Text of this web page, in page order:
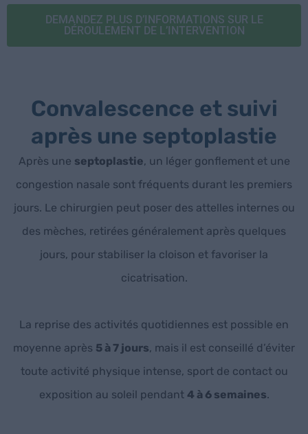
DEMANDEZ PLUS D’INFORMATIONS SUR LE
DÉROULEMENT DE L’INTERVENTION
Convalescence et suivi
après une septoplastie
Après une septoplastie, un léger gonflement et une
congestion nasale sont fréquents durant les premiers
jours. Le chirurgien peut poser des attelles internes ou
des mèches, retirées généralement après quelques
jours, pour stabiliser la cloison et favoriser la
cicatrisation.
La reprise des activités quotidiennes est possible en
moyenne après 5 à 7 jours, mais il est conseillé d’éviter
toute activité physique intense, sport de contact ou
exposition au soleil pendant 4 à 6 semaines.